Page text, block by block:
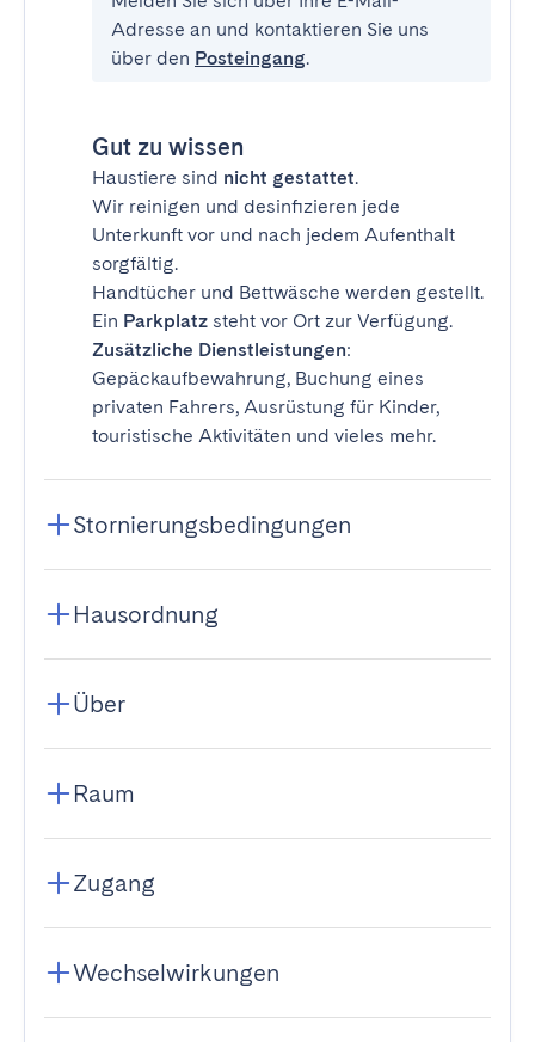
Adresse an und kontaktieren Sie uns
über den Posteingang.
Gut zu wissen
Haustiere sind nicht gestattet.
Wir reinigen und desinfizieren jede
Unterkunft vor und nach jedem Aufenthalt
sorgfältig.
Handtücher und Bettwäsche werden gestellt.
Ein Parkplatz steht vor Ort zur Verfügung.
Zusätzliche Dienstleistungen:
Gepäckaufbewahrung, Buchung eines
privaten Fahrers, Ausrüstung für Kinder,
touristische Aktivitäten und vieles mehr.
Stornierungsbedingungen
Hausordnung
Über
Raum
Zugang
Wechselwirkungen